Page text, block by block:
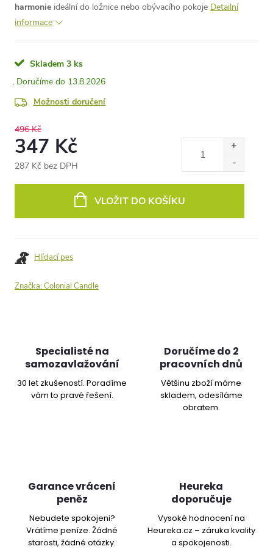
harmonie ideální do ložnice nebo obývacího pokoje Detailní
informace
Skladem 3 ks
13.8.2026
Možnosti doručení
496 Kč
347 Kč
287 Kč bez DPH
VLOŽIT DO KOŠÍKU
Hlídací pes
Značka:Colonial Candle
Specialisté na
samozavlažování
30 let zkušeností. Poradíme
vám to pravé řešení.
Doručíme do 2
pracovních dnů
Většinu zboží máme
skladem, odesíláme
obratem.
Garance vrácení
peněz
Nebudete spokojeni?
Vrátíme peníze. Žádné
starosti, žádné otázky.
Heureka
doporučuje
Vysoké hodnocení na
Heureka.cz – záruka kvality
a spokojenosti.